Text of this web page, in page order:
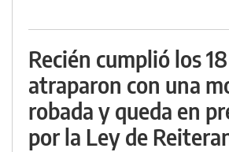
Recién cumplió los
atraparon con una
robada y queda en
por la Ley de